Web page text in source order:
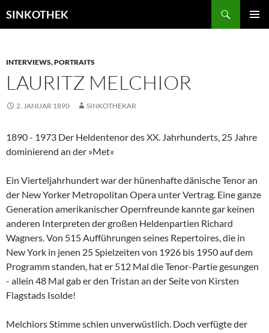
Inhalt
SINKOTHEK
INTERVIEWS, PORTRAITS
LAURITZ MELCHIOR
2. JANUAR 1890 SINKOTHEKAR
1890 - 1973 Der Heldentenor des XX. Jahrhunderts, 25 Jahre
dominierend an der »Met«
Ein Vierteljahrhundert war der hünenhafte dänische Tenor an
der New Yorker Metropolitan Opera unter Vertrag. Eine ganze
Generation amerikanischer Opernfreunde kannte gar keinen
anderen Interpreten der großen Heldenpartien Richard
Wagners. Von 515 Aufführungen seines Repertoires, die in
New York in jenen 25 Spielzeiten von 1926 bis 1950 auf dem
Programm standen, hat er 512 Mal die Tenor-Partie gesungen
- allein 48 Mal gab er den Tristan an der Seite von Kirsten
Flagstads Isolde!
Melchiors Stimme schien unverwüstlich. Doch verfügte der